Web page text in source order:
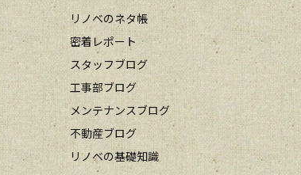
リノベのネタ帳
密着レポート
スタッフブログ
工事部ブログ
メンテナンスブログ
不動産ブログ
リノベの基礎知識